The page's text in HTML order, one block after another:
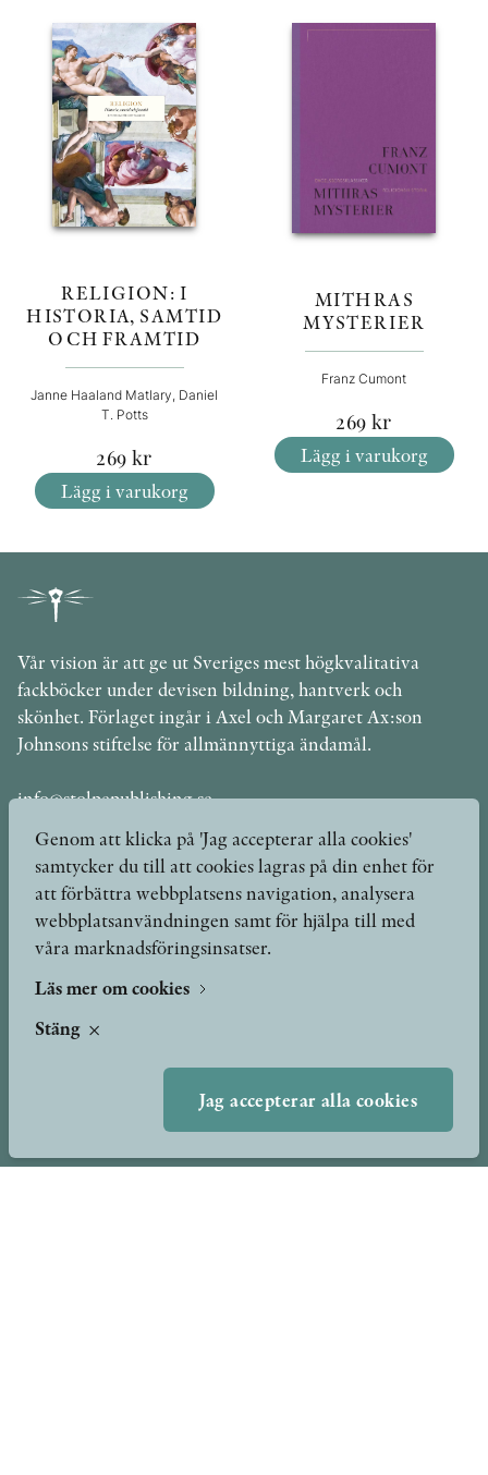
RELIGION: I
HISTORIA, SAMTID
OCH FRAMTID
Janne Haaland Matlary, Daniel
T. Potts
269 kr
Lägg i varukorg
MITHRAS
MYSTERIER
Franz Cumont
269 kr
Lägg i varukorg
Vår vision är att ge ut Sveriges mest högkvalitativa
fackböcker under devisen bildning, hantverk och
skönhet. Förlaget ingår i Axel och Margaret Ax:son
Johnsons stiftelse för allmännyttiga ändamål.
info@stolpepublishing.se
Böcker
Författare
Yukiko och Patrik möter
Hilma af Klint
Om oss
Genom att klicka på 'Jag accepterar alla cookies'
samtycker du till att cookies lagras på din enhet för
att förbättra webbplatsens navigation, analysera
webbplatsanvändningen samt för hjälpa till med
våra marknadsföringsinsatser.
Läs mer om cookies
Stäng
Jag accepterar alla cookies